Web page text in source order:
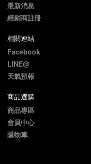
最新消息
經銷商註冊
相關連結
Facebook
LINE@
天氣預報
商品選購
商品專區
會員中心
購物車